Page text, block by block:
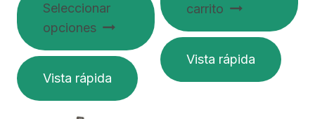
Seleccionar
opciones
Este
producto
tiene
Vista rápida
carrito
Vista rápida